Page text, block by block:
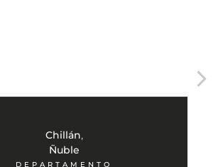
Chillán,
Ñuble
DEPARTAMENTO